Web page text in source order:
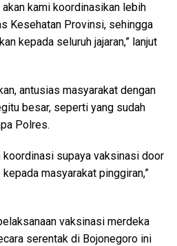
kami koordinasikan lebih
Kesehatan Provinsi, sehingga
kepada seluruh jajaran,” lanjut
antusias masyarakat dengan
besar, seperti yang sudah
Polres.
koordinasi supaya vaksinasi door
masyarakat pinggiran,”
vaksinasi merdeka
serentak di Bojonegoro ini